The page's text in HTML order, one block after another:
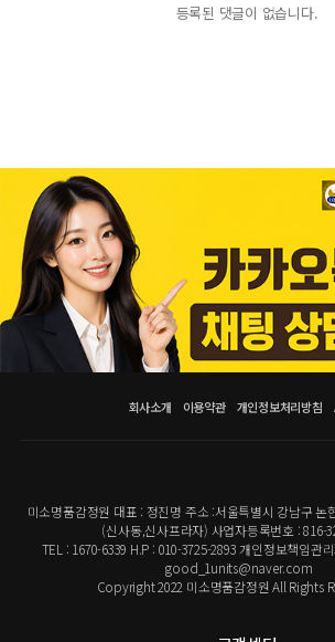
등록된 댓글이 없습니다.
회사소개 이용약관 개인정보처리방침
미소명품감정원 대표 : 정진명 주소 :서울특별시 강남구 논
(신사동,신사프라자) 사업자등록번호 : 816-
TEL : 1670-6339 H.P : 010-3725-2893 개인정보책임관
good_1units@naver.com
Copyright 2022 미소명품감정원 All Rights